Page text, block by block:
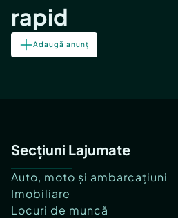
rapid
Adaugă anunț
Secțiuni Lajumate
Auto, moto și ambarcațiuni
Imobiliare
Locuri de muncă